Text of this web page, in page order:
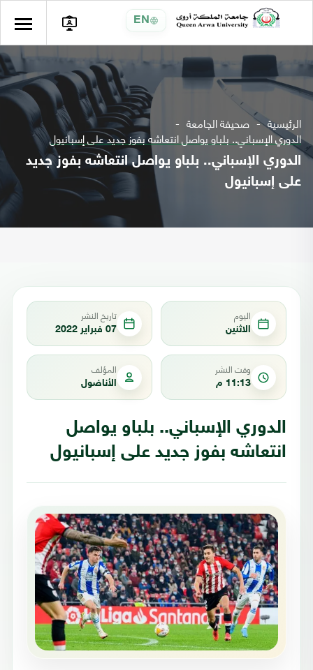
EN
الرئيسية صحيفة الجامعة
الدوري الإسباني.. بلباو يواصل انتعاشه بفوز جديد على إسبانيول
الدوري الإسباني.. بلباو يواصل انتعاشه بفوز جديد
على إسبانيول
اليوم
الاثنين
تاريخ النشر
07 فبراير 2022
وقت النشر
11:13 م
المؤلف
الأناضول
الدوري الإسباني.. بلباو يواصل
انتعاشه بفوز جديد على إسبانيول